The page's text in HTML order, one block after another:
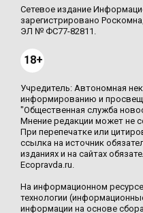
Сетевое издание
зарегистрировано
ЭЛ № ФС77-82811.
18+
Учредитель: Автономная
информированию и
"Общественная служба
Мнение редакции может не
При перепечатке или
ссылка на источник
изданиях и на сайтах
Ecopravda.ru.
На информационном
технологии
информации на основе